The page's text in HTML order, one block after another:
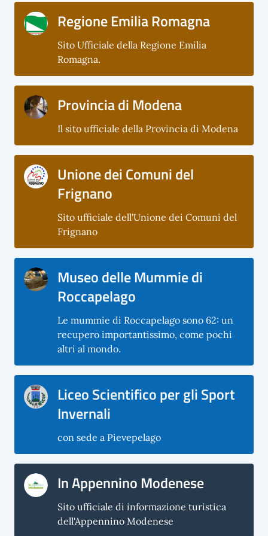
Regione Emilia Romagna
Sito Ufficiale della Regione Emilia
Romagna.
Provincia di Modena
Il sito ufficiale della Provincia di Modena
Unione dei Comuni del
Frignano
Sito ufficiale dell'Unione dei Comuni del
Frignano
Museo delle Mummie di
Roccapelago
Le mummie di Roccapelago sono 62: un
recupero importantissimo, come pochi
altri al mondo.
Liceo Scientifico per gli Sport
Invernali
con sede a Pievepelago
In Appennino Modenese
Sito ufficiale di informazione turistica
dell'Appennino Modenese